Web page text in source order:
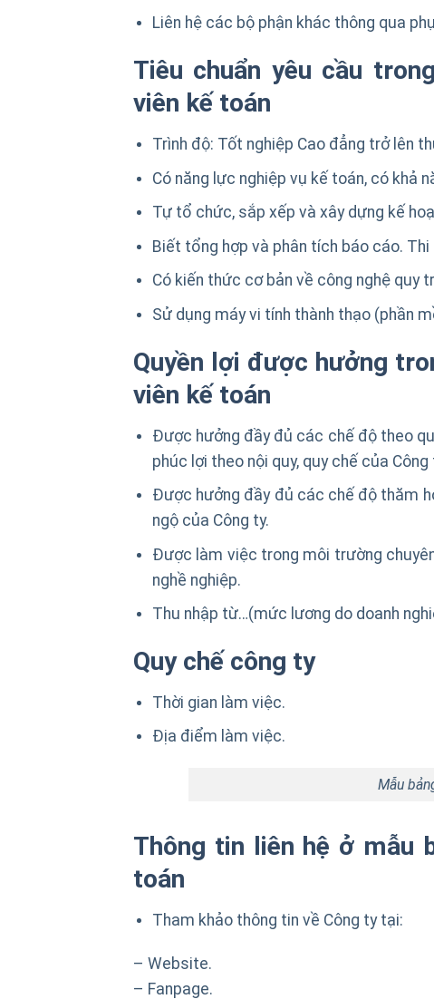
Liên hệ các bộ phận khác thông qua
Tiêu chuẩn yêu cầu
viên kế toán
Trình độ: Tốt nghiệp Cao đẳng trở lên
Có năng lực nghiệp vụ kế toán, có khả
Tự tổ chức, sắp xếp và xây dựng kế
Biết tổng hợp và phân tích báo cáo.
Có kiến thức cơ bản về công nghệ quy
Sử dụng máy vi tính thành thạo (phần
Quyền lợi được hưởng
viên kế toán
Được hưởng đầy đủ các chế độ theo
phúc lợi theo nội quy, quy chế của
Được hưởng đầy đủ các chế độ thăm
ngộ của Công ty.
Được làm việc trong môi trường
nghề nghiệp.
Thu nhập từ…(mức lương do doanh
Quy chế công ty
Thời gian làm việc.
Địa điểm làm việc.
Mẫu
Thông tin liên hệ ở mẫu
toán
Tham khảo thông tin về Công ty tại:
– Website.
– Fanpage.